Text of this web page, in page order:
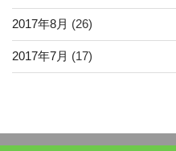
2017年8月 (26)
2017年7月 (17)